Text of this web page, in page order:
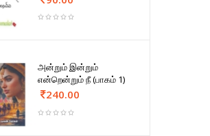
அன்றும் இன்றும்
என்றென்றும் நீ (பாகம் 1)
240.00